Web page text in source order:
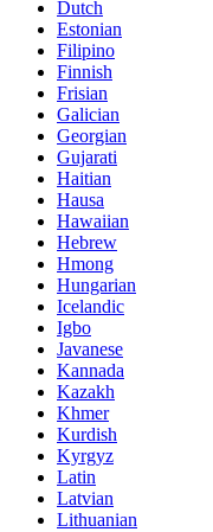
Dutch
Estonian
Filipino
Finnish
Frisian
Galician
Georgian
Gujarati
Haitian
Hausa
Hawaiian
Hebrew
Hmong
Hungarian
Icelandic
Igbo
Javanese
Kannada
Kazakh
Khmer
Kurdish
Kyrgyz
Latin
Latvian
Lithuanian